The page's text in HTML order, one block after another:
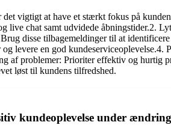
det vigtigt at have et stærkt fokus på
live chat samt udvidede åbningstider.2.
disse tilbagemeldinger til at
levere en god
af problemer: Prioriter effektiv og
løst til kundens tilfredshed.
kundeoplevelse under